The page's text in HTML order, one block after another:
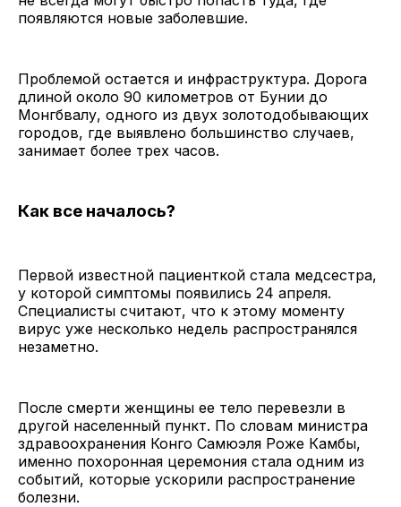
появляются новые заболевшие.
Проблемой остается и инфраструктура. Дорога
длиной около 90 километров от Бунии до
Монгбвалу, одного из двух золотодобывающих
городов, где выявлено большинство случаев,
занимает более трех часов.
Как все началось?
Первой известной пациенткой стала медсестра,
у которой симптомы появились 24 апреля.
Специалисты считают, что к этому моменту
вирус уже несколько недель распространялся
незаметно.
После смерти женщины ее тело перевезли в
другой населенный пункт. По словам министра
здравоохранения Конго Самюэля Роже Камбы,
именно похоронная церемония стала одним из
событий, которые ускорили распространение
болезни.